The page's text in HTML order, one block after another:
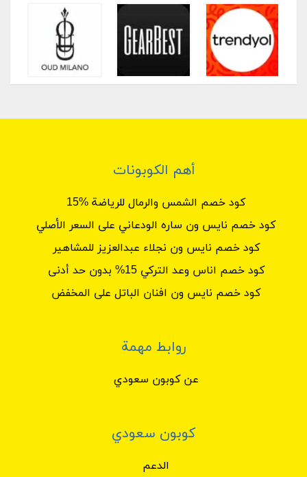
أهم الكوبونات
كود خصم الشمس والرمال للرياضة %15
كود خصم نايس ون ساره الودعاني على السعر الأصلي
كود خصم نايس ون نجلاء عبدالعزيز للمشاهير
كود خصم اناس وعد التركي 15% بدون حد أدنى
كود خصم نايس ون افنان الباتل على المخفض
روابط مهمة
عن كوبون سعودي
كوبون سعودي
الدعم